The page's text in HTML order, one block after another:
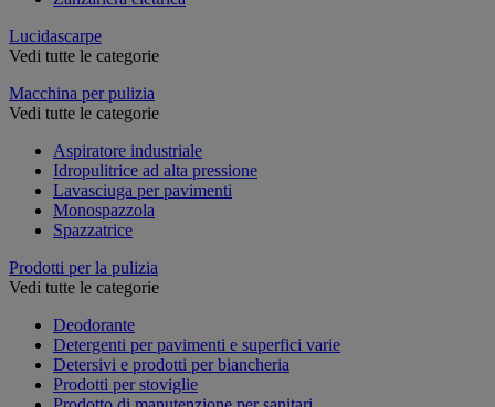
Lucidascarpe
Vedi tutte le categorie
Macchina per pulizia
Vedi tutte le categorie
Aspiratore industriale
Idropulitrice ad alta pressione
Lavasciuga per pavimenti
Monospazzola
Spazzatrice
Prodotti per la pulizia
Vedi tutte le categorie
Deodorante
Detergenti per pavimenti e superfici varie
Detersivi e prodotti per biancheria
Prodotti per stoviglie